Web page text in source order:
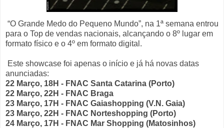
“O Grande Medo do Pequeno Mundo”, na 1ª semana entrou
para o Top de vendas nacionais, alcançando o 8º lugar em
formato físico e o 4º em formato digital.
Este showcase foi apenas o início e já há novas datas
anunciadas:
22 Março, 18H - FNAC Santa Catarina (Porto)
22 Março, 22H - FNAC Braga
23 Março, 17H - FNAC Gaiashopping (V.N. Gaia)
23 Março, 22H - FNAC Norteshopping (Porto)
24 Março, 17H - FNAC Mar Shopping (Matosinhos)